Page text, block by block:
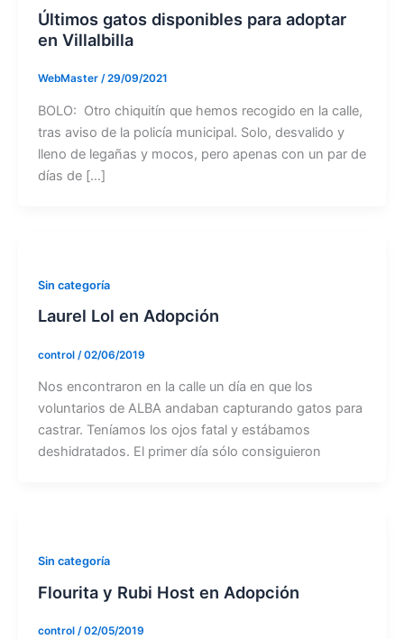
Últimos gatos disponibles para adoptar
en Villalbilla
WebMaster /29/09/2021
BOLO: Otro chiquitín que hemos recogido en la calle,
tras aviso de la policía municipal. Solo, desvalido y
lleno de legañas y mocos, pero apenas con un par de
días de […]
Sin categoría
Laurel Lol en Adopción
control /02/06/2019
Nos encontraron en la calle un día en que los
voluntarios de ALBA andaban capturando gatos para
castrar. Teníamos los ojos fatal y estábamos
deshidratados. El primer día sólo consiguieron
Sin categoría
Flourita y Rubi Host en Adopción
control /02/05/2019